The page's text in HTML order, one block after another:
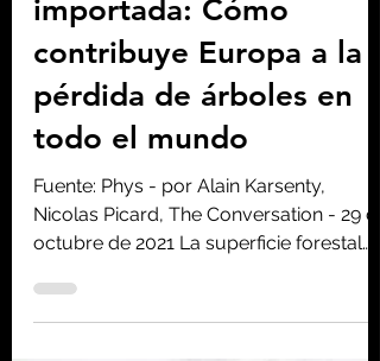
Homo consciens
29 oct 2021
Deforestación
importada: Cómo